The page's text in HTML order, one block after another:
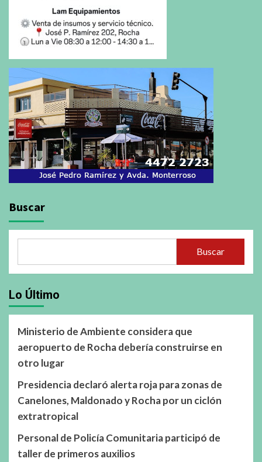
Buscar
Buscar
Lo Último
Ministerio de Ambiente considera que
aeropuerto de Rocha debería construirse en
otro lugar
Presidencia declaró alerta roja para zonas de
Canelones, Maldonado y Rocha por un ciclón
extratropical
Personal de Policía Comunitaria participó de
taller de primeros auxilios